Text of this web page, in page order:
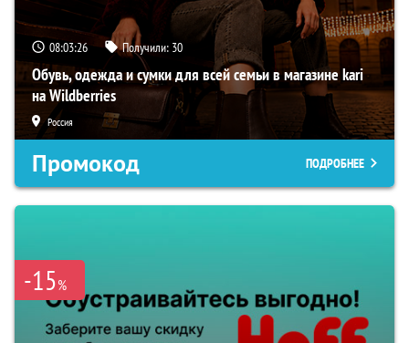
08:03:25 Получили: 30
Обувь, одежда и сумки для всей семьи в магазине kari
на Wildberries
Россия
Промокод ПОДРОБНЕЕ
-15%